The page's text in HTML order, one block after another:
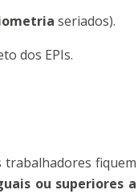
seriados).
dos EPIs.
fiquem
ou superiores a